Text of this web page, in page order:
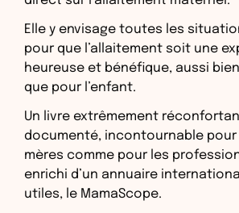
Elle y envisage toutes les
pour que l’allaitement soit une
heureuse et bénéfique, aussi
que pour l’enfant.
Un livre extrêmement
documenté, incontournable
mères comme pour les
enrichi d’un annuaire
utiles, le MamaScope.